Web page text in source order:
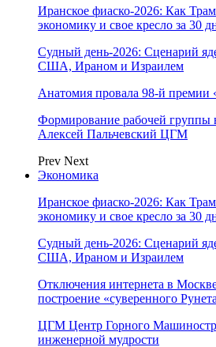
Иранское фиаско-2026: Как
экономику и свое кресло за 30
Судный день-2026: Сценарий
США, Ираном и Израилем
Анатомия провала 98-й премии
Формирование рабочей группы
Алексей Пальчевский ЦГМ
Prev Next
Экономика
Иранское фиаско-2026: Как
экономику и свое кресло за 30
Судный день-2026: Сценарий
США, Ираном и Израилем
Отключения интернета в
построение «суверенного
ЦГМ Центр Горного
инженерной мудрости